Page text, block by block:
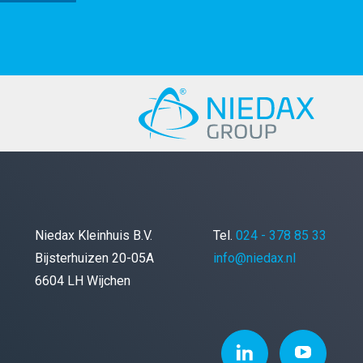
Niedax Kleinhuis B.V.
Bijsterhuizen 20-05A
6604 LH Wijchen
Tel. 024 - 378 85 33
info@niedax.nl